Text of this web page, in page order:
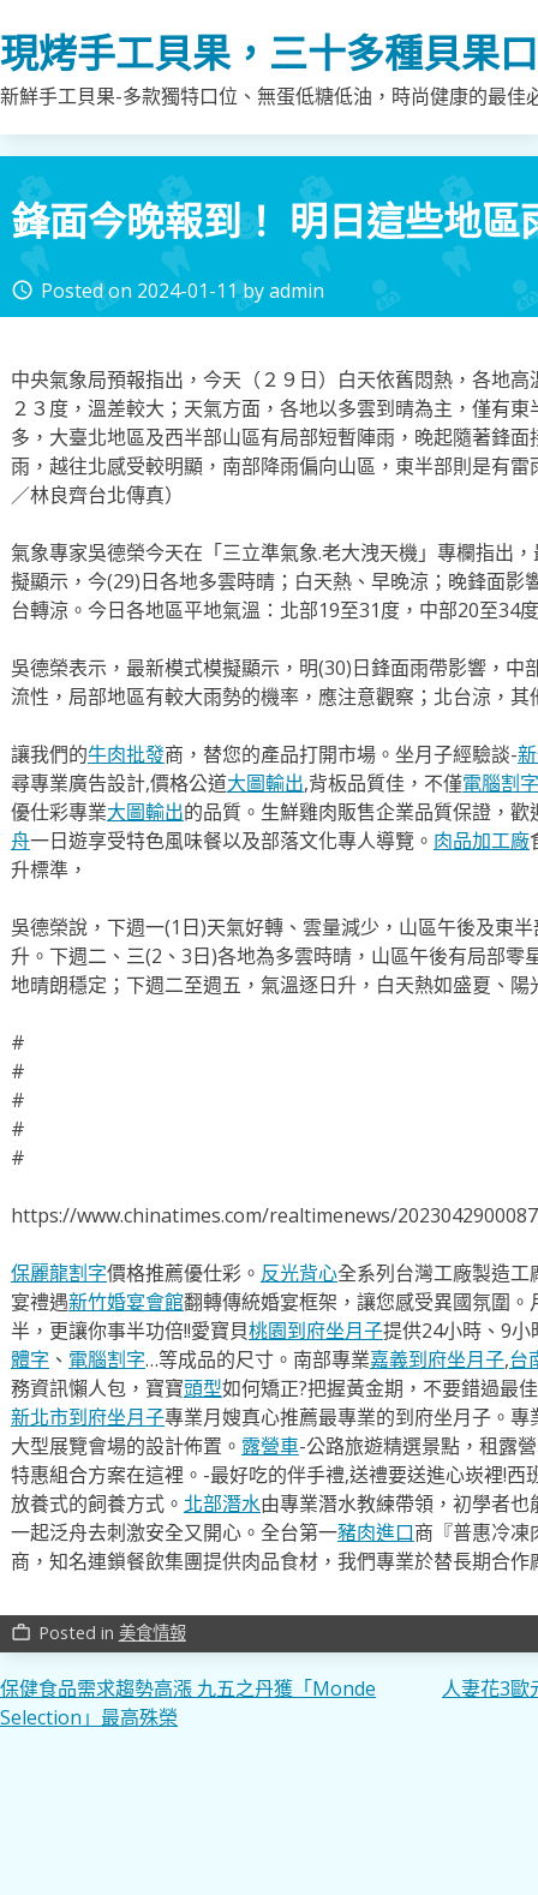
to
content
現烤手工貝果，三十多種貝果
新鮮手工貝果-多款獨特口位、無蛋低糖低油，時尚健康的最
鋒面今晚報到！ 明日這些地區
access_time Posted on 2024-01-11byadmin
中央氣象局預報指出，今天（２９日）白天依舊悶熱，各地
２３度，溫差較大；天氣方面，各地以多雲到晴為主，僅有
多，大臺北地區及西半部山區有局部短暫陣雨，晚起隨著鋒
雨，越往北感受較明顯，南部降雨偏向山區，東半部則是有
／林良齊台北傳真）
氣象專家吳德榮今天在「三立準氣象.老大洩天機」專欄指出
擬顯示，今(29)日各地多雲時晴；白天熱、早晚涼；晚鋒面影
台轉涼。今日各地區平地氣溫：北部19至31度，中部20至34
吳德榮表示，最新模式模擬顯示，明(30)日鋒面雨帶影響，中
流性，局部地區有較大雨勢的機率，應注意觀察；北台涼，其
讓我們的牛肉批發商，替您的產品打開市場。坐月子經驗談-
尋專業廣告設計,價格公道大圖輸出,背板品質佳，不僅電腦割字
優仕彩專業大圖輸出的品質。生鮮雞肉販售企業品質保證，歡
舟一日遊享受特色風味餐以及部落文化專人導覽。 肉品加工廠
升標準，
吳德榮說，下週一(1日)天氣好轉、雲量減少，山區午後及東
升。下週二、三(2、3日)各地為多雲時晴，山區午後有局部零
地晴朗穩定；下週二至週五，氣溫逐日升，白天熱如盛夏、
#
#
#
#
#
https://www.chinatimes.com/realtimenews/
保麗龍割字價格推薦優仕彩。 反光背心全系列台灣工廠製造
宴禮遇新竹婚宴會館翻轉傳統婚宴框架，讓您感受異國氛圍。
半，更讓你事半功倍!!愛寶貝桃園到府坐月子提供24小時、9
體字 、 電腦割字…等成品的尺寸。南部專業嘉義到府坐月子,台
務資訊懶人包，寶寶頭型如何矯正?把握黃金期，不要錯過最
新北市到府坐月子專業月嫂真心推薦最專業的到府坐月子。專
大型展覽會場的設計佈置。 露營車-公路旅遊精選景點，租露
特惠組合方案在這裡。-最好吃的伴手禮,送禮要送進心崁裡!西
放養式的飼養方式。 北部潛水由專業潛水教練帶領，初學者
一起泛舟去​刺激安全又開心。全台第一豬肉進口商『普惠冷凍
商，知名連鎖餐飲集團提供肉品食材，我們專業於替長期合作
work_outline Posted in 美食情報
文
章
保健食品需求趨勢高漲 九五之丹獲「Monde
Selection」最高殊榮
人妻花3歐